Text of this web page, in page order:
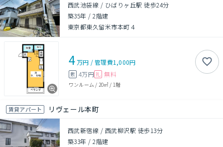
西武池袋線 / ひばりヶ丘駅 徒歩24分
築35年 /2階建
東京都東久留米市本町４
4万円 /管理費1,000円
敷 4万円 礼 無料
ワンルーム / 20㎡ / 1階
賃貸アパート リヴェール本町
西武新宿線 / 西武柳沢駅 徒歩13分
築33年 /2階建